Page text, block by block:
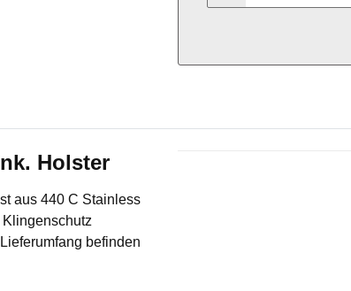
Holster
aus 440 C Stainless
befinden